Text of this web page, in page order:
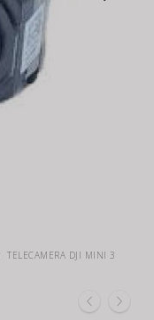
TELECAMERA DJI MINI 3